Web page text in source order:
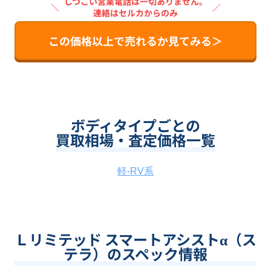
＼
連絡はセルカからのみ
／
この価格以上で売れるか見てみる＞
ボディタイプごとの
買取相場・査定価格一覧
軽-RV系
Ｌリミテッド スマートアシストα（ス
テラ）のスペック情報